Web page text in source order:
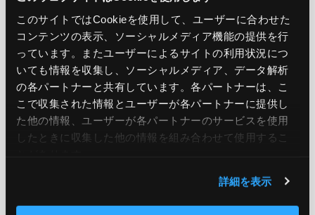
このサイトではCookieを使用して、ユーザーに合わせた
コンテンツの表示、ソーシャルメディア機能の提供を行
っています。またユーザーによるサイトの利用状況につ
いても情報を収集し、ソーシャルメディア、データ解析
の各パートナーと共有しています。各パートナーは、こ
こで収集された情報とユーザーが各パートナーに提供し
た他の情報、ユーザーが各パートナーのサービスを使用
したときに収集した他の情報を組み合わせて使用​​するこ
詳細を表示
この6440億ドルは、単なる数字ではない。それは人類が生
成AIという鏡に映した希望と不安の投影だ。もしこれが「第
二の産業革命」なら、その果実は労働者を豊かにするのか、
それとも新たな格差を生むのか？
AIによる自動化が雇用を奪う一方で、新たなクリエイティブ
いつけるのか、私たちはこの投資の先にどんな社会を築く